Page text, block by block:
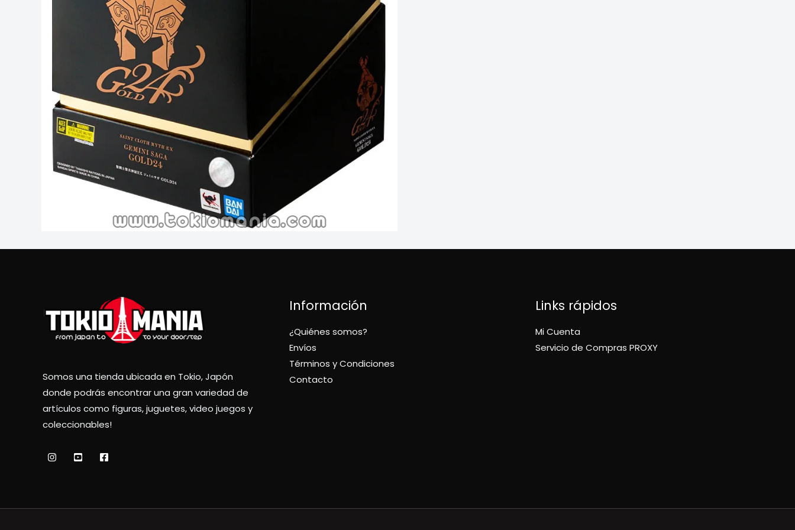
Somos una tienda ubicada en Tokio, Japón
donde podrás encontrar una gran variedad de
artículos como figuras, juguetes, video juegos y
coleccionables!
Información
¿Quiénes somos?
Envíos
Términos y Condiciones
Contacto
Links rápidos
Mi Cuenta
Servicio de Compras PROXY